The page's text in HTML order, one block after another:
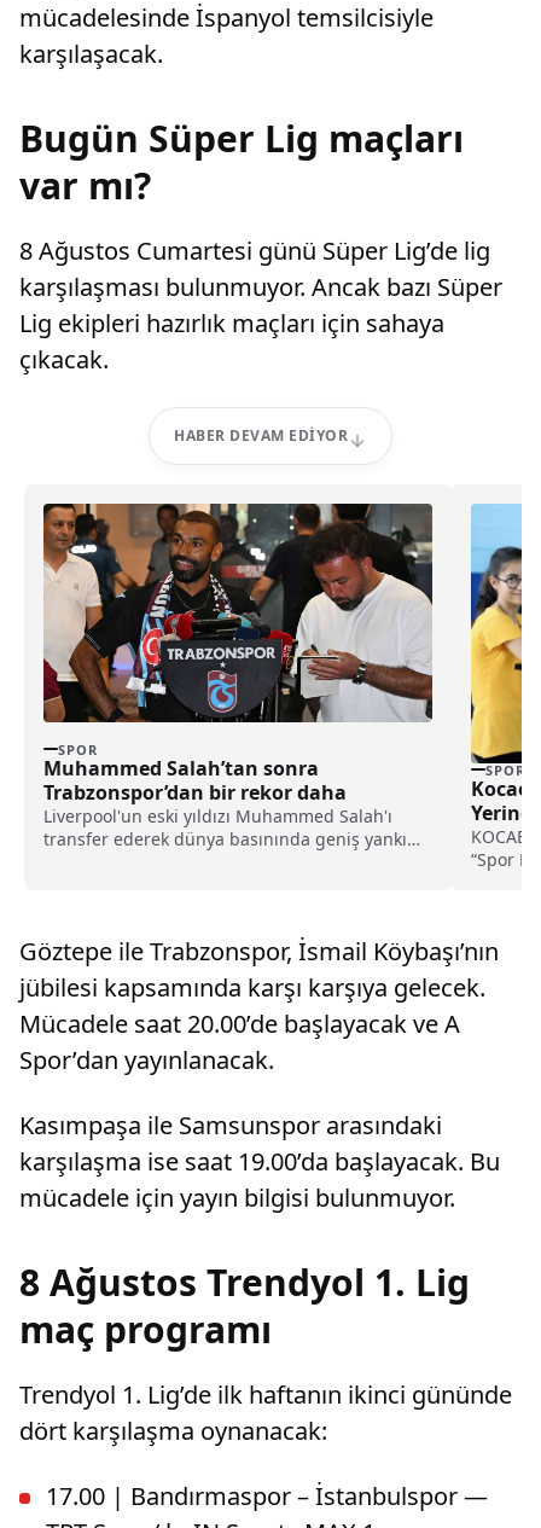
mücadelesinde İspanyol temsilcisiyle
karşılaşacak.
Bugün Süper Lig maçları
var mı?
8 Ağustos Cumartesi günü Süper Lig’de lig
karşılaşması bulunmuyor. Ancak bazı Süper
Lig ekipleri hazırlık maçları için sahaya
çıkacak.
HABER DEVAM EDIYOR
SPOR
Muhammed Salah’tan sonra
Trabzonspor’dan bir rekor daha
Liverpool'un eski yıldızı Muhammed Salah'ı
transfer ederek dünya basınında geniş yankı
SPOR
“Spor
Göztepe ile Trabzonspor, İsmail Köybaşı’nın
jübilesi kapsamında karşı karşıya gelecek.
Mücadele saat 20.00’de başlayacak ve A
Spor’dan yayınlanacak.
Kasımpaşa ile Samsunspor arasındaki
karşılaşma ise saat 19.00’da başlayacak. Bu
mücadele için yayın bilgisi bulunmuyor.
8 Ağustos Trendyol 1. Lig
maç programı
Trendyol 1. Lig’de ilk haftanın ikinci gününde
dört karşılaşma oynanacak:
17.00 | Bandırmaspor – İstanbulspor —